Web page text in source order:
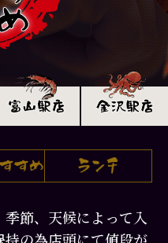
節、天候によって入